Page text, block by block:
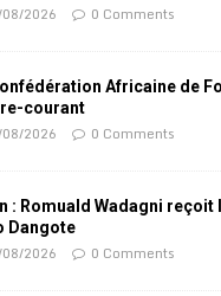
2026 0 Comments
Africaine de
courant
2026 0 Comments
: Romuald Wadagni
Dangote
2026 0 Comments